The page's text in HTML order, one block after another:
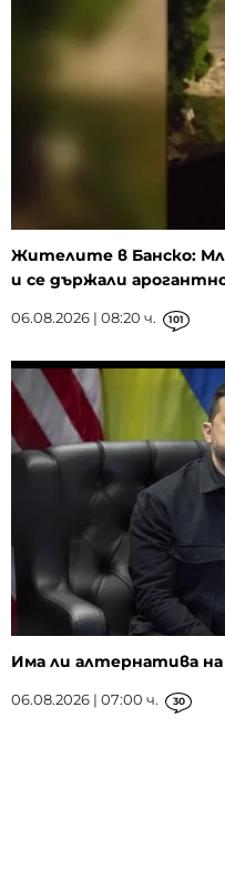
Жителите в Банско:
и се държали
06.08.2026 | 08:20 ч. 101
Има ли алтернатива на
06.08.2026 | 07:00 ч. 30